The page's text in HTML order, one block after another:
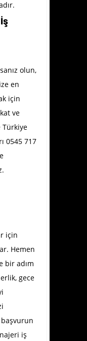
olun,
en
için
ve
Türkiye
0545 717
için
Hemen
bir adım
gece
iş